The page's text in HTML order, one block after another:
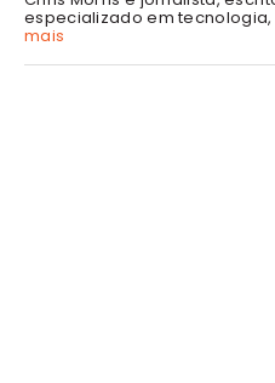
especializado em
mais